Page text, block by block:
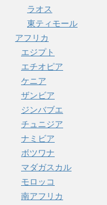
ラオス
東ティモール
アフリカ
エジプト
エチオピア
ケニア
ザンビア
ジンバブエ
チュニジア
ナミビア
ボツワナ
マダガスカル
モロッコ
南アフリカ